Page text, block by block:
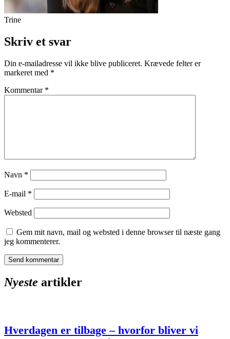
Trine
Skriv et svar
Din e-mailadresse vil ikke blive publiceret. Krævede felter er
markeret med *
Kommentar *
Navn *
E-mail *
Websted
Gem mit navn, mail og websted i denne browser til næste gang
jeg kommenterer.
Nyeste artikler
Hverdagen er tilbage – hvorfor bliver vi